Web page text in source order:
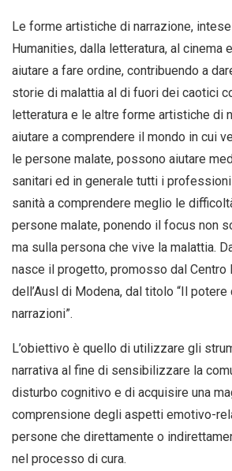
Le forme artistiche di narrazione,
Humanities, dalla letteratura, al cinema
aiutare a fare ordine, contribuendo a
storie di malattia al di fuori dei caotici
letteratura e le altre forme artistiche di
aiutare a comprendere il mondo in cui
le persone malate, possono aiutare
sanitari ed in generale tutti i
sanità a comprendere meglio le
persone malate, ponendo il focus non
ma sulla persona che vive la malattia.
nasce il progetto, promosso dal Centro
dell’Ausl di Modena, dal titolo “Il
narrazioni”.
L’obiettivo è quello di utilizzare gli
narrativa al fine di sensibilizzare la
disturbo cognitivo e di acquisire una
comprensione degli aspetti emotivo-
persone che direttamente o
nel processo di cura.